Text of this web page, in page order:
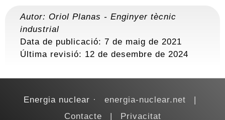
Autor: Oriol Planas - Enginyer tècnic
industrial
Data de publicació: 7 de maig de 2021
Última revisió: 12 de desembre de 2024
Energia nuclear
energia-nuclear.net
Contacte
Privacitat